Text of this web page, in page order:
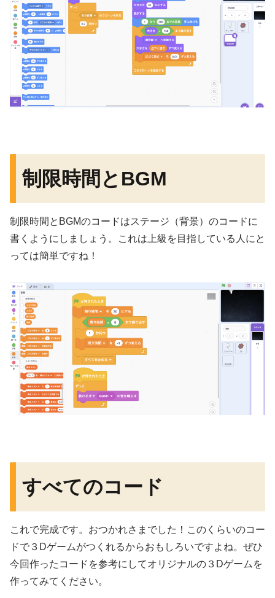
制限時間とBGM
制限時間とBGMのコードはステージ（背景）のコードに
書くようにしましょう。これは上級を目指している人にと
っては簡単ですね！
すべてのコード
これで完成です。おつかれさまでした！このくらいのコー
ドで３Dゲームがつくれるからおもしろいですよね。ぜひ
今回作ったコードを参考にしてオリジナルの３Dゲームを
作ってみてください。